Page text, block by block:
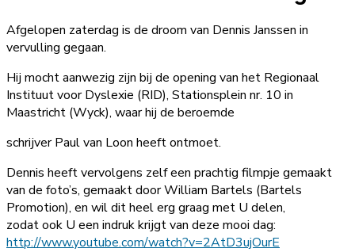
Afgelopen zaterdag is de droom van Dennis Janssen in
vervulling gegaan.
Hij mocht aanwezig zijn bij de opening van het Regionaal
Instituut voor Dyslexie (RID), Stationsplein nr. 10 in
Maastricht (Wyck), waar hij de beroemde
schrijver Paul van Loon heeft ontmoet.
Dennis heeft vervolgens zelf een prachtig filmpje gemaakt
van de foto’s, gemaakt door William Bartels (Bartels
Promotion), en wil dit heel erg graag met U delen,
zodat ook U een indruk krijgt van deze mooi dag:
http://www.youtube.com/watch?v=2AtD3ujOurE